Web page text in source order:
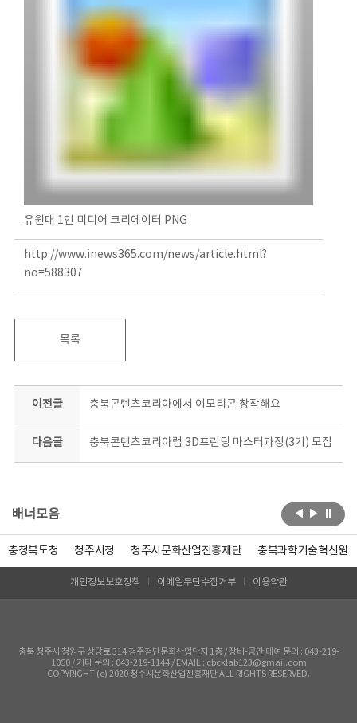
유원대 1인 미디어 크리에이터.PNG
http://www.inews365.com/news/article.html?
no=588307
목록
이전글 충북콘텐츠코리아에서 이모티콘 창작해요
다음글 충북콘텐츠코리아랩 3D프린팅 마스터과정(3기) 모집
배너모음
충청북도청 청주시청 청주시문화산업진흥재단 충북과학기술혁신원
개인정보보호정책 이메일무단수집거부 이용약관
충북 청주시 청원구 상당로 314 청주첨단문화산업단지 1층 / 장비-공간 대여 문의 : 043-219-
1050 / 기타 문의 : 043-219-1144 / EMAIL : cbcklab123@gmail.com
COPYRIGHT (c) 2020 청주시문화산업진흥재단 ALL RIGHTS RESERVED.